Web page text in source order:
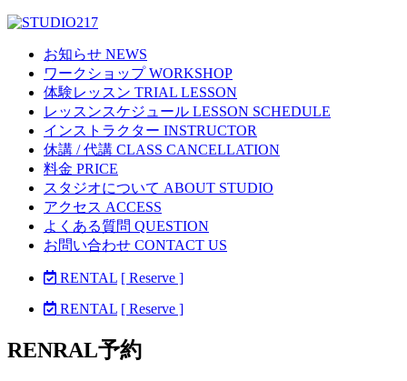
お知らせ NEWS
ワークショップ WORKSHOP
体験レッスン TRIAL LESSON
レッスンスケジュール LESSON SCHEDULE
インストラクター INSTRUCTOR
休講 / 代講 CLASS CANCELLATION
料金 PRICE
スタジオについて ABOUT STUDIO
アクセス ACCESS
よくある質問 QUESTION
お問い合わせ CONTACT US
RENTAL [ Reserve ]
RENTAL [ Reserve ]
RENRAL予約